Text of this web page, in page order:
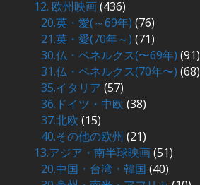
12. 欧州映画(436)
20.英・愛(～69年) (76)
21.英・愛(70年～) (71)
30.仏・ベネルクス(〜69年) (91)
31.仏・ベネルクス(70年〜) (68)
35.イタリア (57)
36.ドイツ・中欧 (38)
37.北欧 (15)
40.その他の欧州 (21)
13.アジア・南半球映画(51)
20.中国・台湾・韓国 (40)